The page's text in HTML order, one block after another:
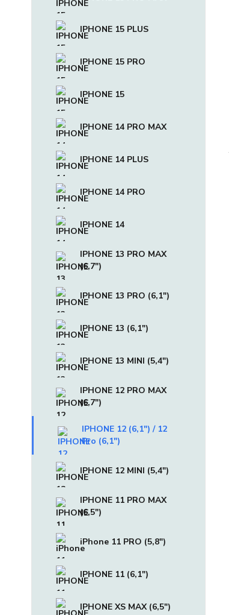
IPHONE 15 PLUS
IPHONE 15 PRO
IPHONE 15
IPHONE 14 PRO MAX
IPHONE 14 PLUS
IPHONE 14 PRO
IPHONE 14
IPHONE 13 PRO MAX
(6,7")
IPHONE 13 PRO (6,1")
IPHONE 13 (6,1")
IPHONE 13 MINI (5,4")
IPHONE 12 PRO MAX
(6,7")
IPHONE 12 (6,1") / 12
Pro (6,1")
IPHONE 12 MINI (5,4")
IPHONE 11 PRO MAX
(6,5")
iPhone 11 PRO (5,8")
IPHONE 11 (6,1")
IPHONE XS MAX (6,5")